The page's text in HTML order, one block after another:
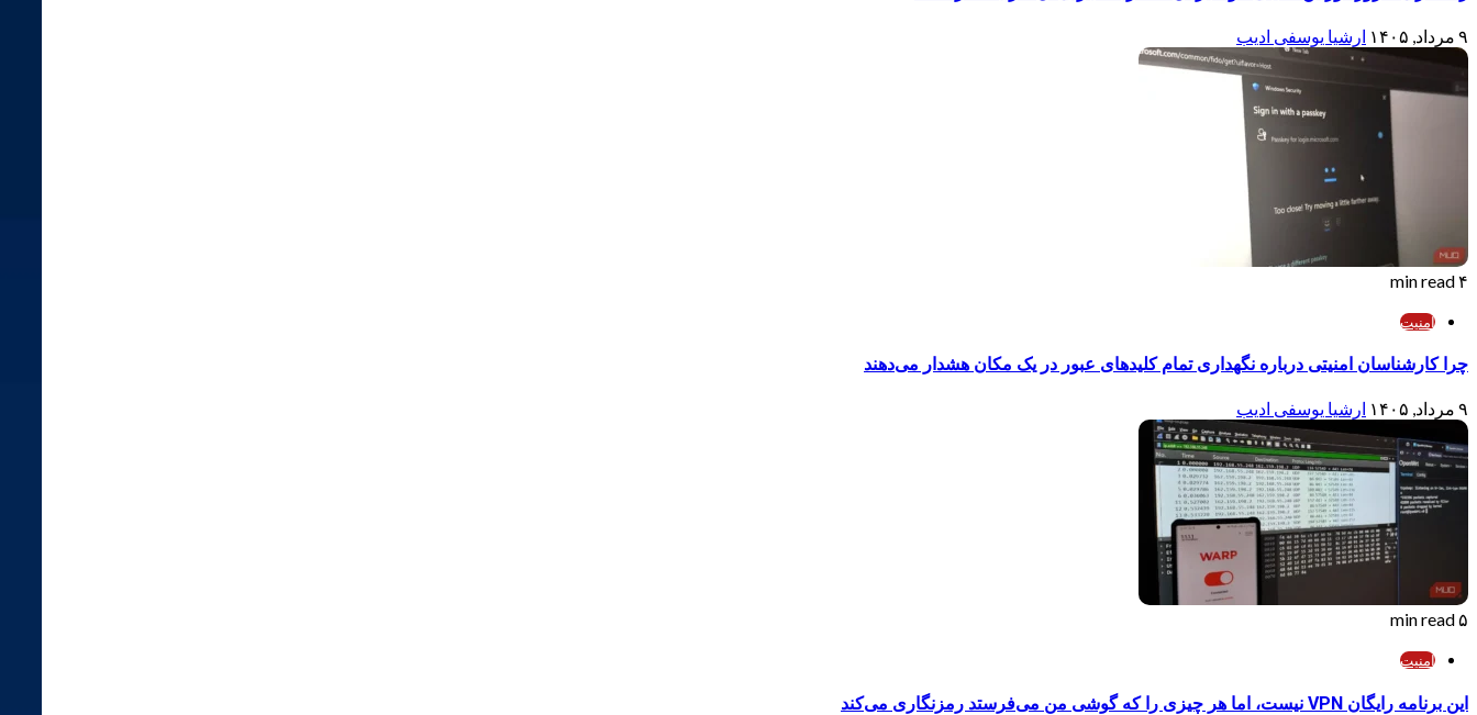
۹ مرداد, ۱۴۰۵ ارشیا یوسفی ادیب
۴ min read
امنیت
چرا کارشناسان امنیتی درباره نگهداری تمام کلیدهای عبور در یک مکان هشدار می‌دهند
۹ مرداد, ۱۴۰۵ ارشیا یوسفی ادیب
۵ min read
امنیت
این برنامه رایگان VPN نیست، اما هر چیزی را که گوشی من می‌فرستد رمزنگاری می‌کند